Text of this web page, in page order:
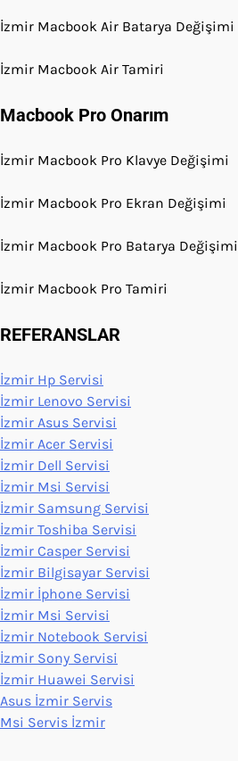
İzmir Macbook Air Batarya Değişimi
İzmir Macbook Air Tamiri
Macbook Pro Onarım
İzmir Macbook Pro Klavye Değişimi
İzmir Macbook Pro Ekran Değişimi
İzmir Macbook Pro Batarya Değişimi
İzmir Macbook Pro Tamiri
REFERANSLAR
İzmir Hp Servisi
İzmir Lenovo Servisi
İzmir Asus Servisi
İzmir Acer Servisi
İzmir Dell Servisi
İzmir Msi Servisi
İzmir Samsung Servisi
İzmir Toshiba Servisi
İzmir Casper Servisi
İzmir Bilgisayar Servisi
İzmir İphone Servisi
İzmir Msi Servisi
İzmir Notebook Servisi
İzmir Sony Servisi
İzmir Huawei Servisi
Asus İzmir Servis
Msi Servis İzmir